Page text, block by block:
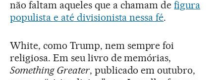
não faltam aqueles que a chamam defigura
populista e até divisionista nessa fé.
White, como Trump, nem sempre foi
religiosa. Em seu livro de memórias,
Something Greater, publicado em outubro,